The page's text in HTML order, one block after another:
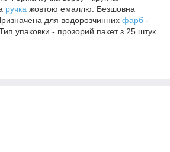
ручка жовтою емаллю. Безшовна
для водорозчинних фарб -
упаковки - прозорий пакет з 25 штук